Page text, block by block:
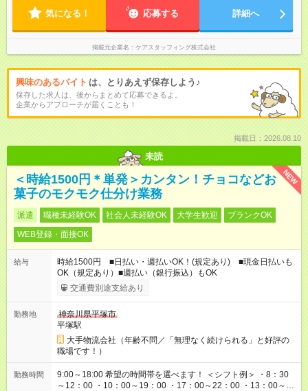
気になる！ 応募する 詳細へ
掲載元企業名 ケアスタッフィング株式会社
興味のあるバイト は、とりあえず保存しよう♪
保存した求人は、後からまとめて応募できるよ。
企業からアプローチが届くことも！
掲載日：2026.08.10
未読
NEW
＜時給1500円＊単発＞カンタン！チョコなどお
菓子のモクモク仕分け業務
派遣 職種未経験OK 社会人未経験OK 大学生歓迎
ブランクOK
WEB登録・面接OK
給与
時給1500円 ■日払い・週払いOK！(規定あり) ■現金日払いも
OK（規定あり）■週払い（銀行振込）もOK
交通費別途支給あり
勤務地
神奈川県平塚市
平塚駅
大手物流会社（年齢不問／「無理なく続けられる」と好評の
職場です！）
勤務時間
9:00～18:00 希望の時間帯を選べます！ ＜シフト例＞ ・8：30
～12：00 ・10：00～19：00 ・17：00～22：00 ・13：00～